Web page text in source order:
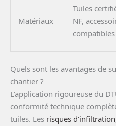
Matériaux
Tuiles
NF,
compatibles
Quels sont les avantages de
chantier ?
L’application rigoureuse du
conformité technique
tuiles. Les risques d’infiltration